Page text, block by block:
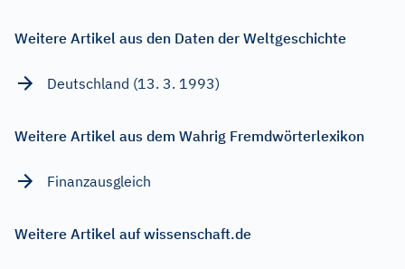
Weitere Artikel aus den Daten der Weltgeschichte
Deutschland (13. 3. 1993)
Weitere Artikel aus dem Wahrig Fremdwörterlexikon
Finanzausgleich
Weitere Artikel auf wissenschaft.de